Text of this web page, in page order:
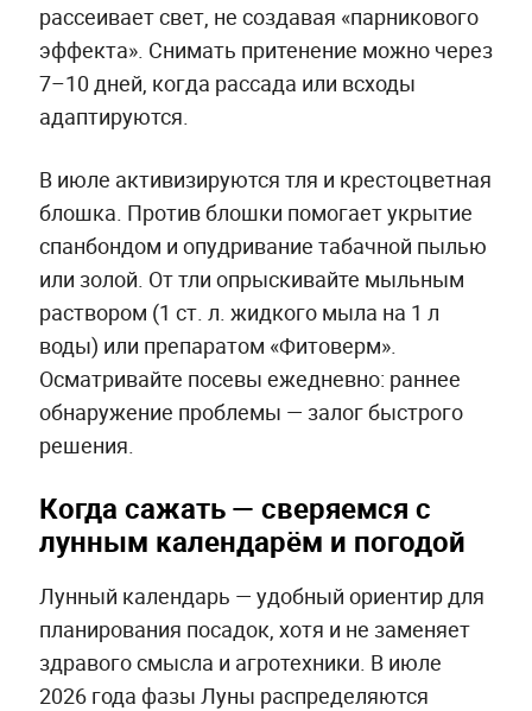
рассеивает свет, не создавая «парникового
эффекта». Снимать притенение можно через
7–10 дней, когда рассада или всходы
адаптируются.
В июле активизируются тля и крестоцветная
блошка. Против блошки помогает укрытие
спанбондом и опудривание табачной пылью
или золой. От тли опрыскивайте мыльным
раствором (1 ст. л. жидкого мыла на 1 л
воды) или препаратом «Фитоверм».
Осматривайте посевы ежедневно: раннее
обнаружение проблемы — залог быстрого
решения.
Когда сажать — сверяемся с
лунным календарём и погодой
Лунный календарь — удобный ориентир для
планирования посадок, хотя и не заменяет
здравого смысла и агротехники. В июле
2026 года фазы Луны распределяются